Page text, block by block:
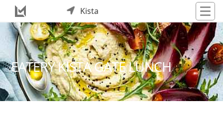
Kista
EATERY KISTA GATE LUNCH